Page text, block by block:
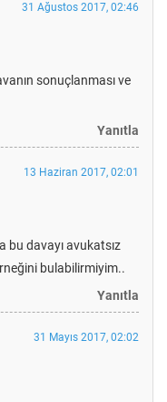
31 Ağustos 2017, 02:46
sonuçlanması ve
Yanıtla
13 Haziran 2017, 02:01
bu davayı avukatsız
bulabilirmiyim..
Yanıtla
31 Mayıs 2017, 02:02